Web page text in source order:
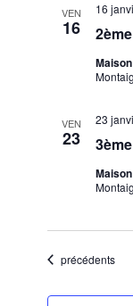
VEN
16
16
VEN
23
23
Évènements
précédents